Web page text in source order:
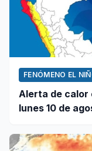
FENÓMENO EL
Alerta de calor
lunes 10 de